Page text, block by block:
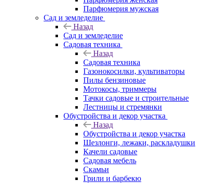
Парфюмерия мужская
Сад и земледелие
Назад
Сад и земледелие
Садовая техника
Назад
Садовая техника
Газонокосилки, культиваторы
Пилы бензиновые
Мотокосы, триммеры
Тачки садовые и строительные
Лестницы и стремянки
Обустройства и декор участка
Назад
Обустройства и декор участка
Шезлонги, лежаки, раскладушки
Качели садовые
Садовая мебель
Скамьи
Грили и барбекю